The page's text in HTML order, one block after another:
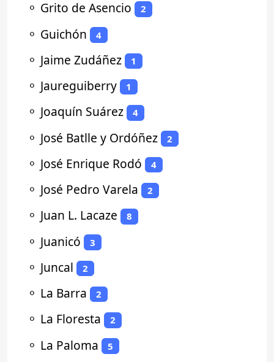
⚬ Grito de Asencio 2
⚬ Guichón 4
⚬ Jaime Zudáñez 1
⚬ Jaureguiberry 1
⚬ Joaquín Suárez 4
⚬ José Batlle y Ordóñez 2
⚬ José Enrique Rodó 4
⚬ José Pedro Varela 2
⚬ Juan L. Lacaze 8
⚬ Juanicó 3
⚬ Juncal 2
⚬ La Barra 2
⚬ La Floresta 2
⚬ La Paloma 5